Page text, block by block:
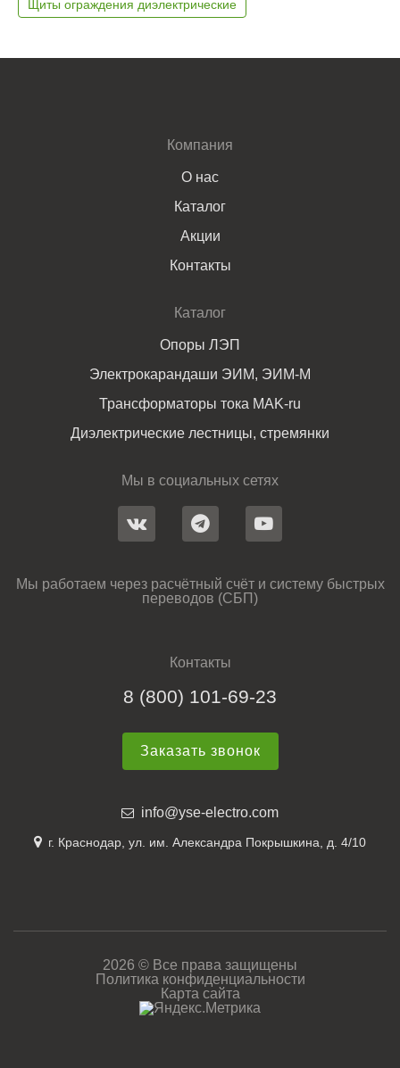
Щиты ограждения диэлектрические
Компания
О нас
Каталог
Акции
Контакты
Каталог
Опоры ЛЭП
Электрокарандаши ЭИМ, ЭИМ-М
Трансформаторы тока MAK-ru
Диэлектрические лестницы, стремянки
Мы в социальных сетях
Мы работаем через расчётный счёт и систему быстрых
переводов (СБП)
Контакты
8 (800) 101-69-23
Заказать звонок
info@yse-electro.com
г. Краснодар, ул. им. Александра Покрышкина, д. 4/10
2026 © Все права защищены
Политика конфиденциальности
Карта сайта